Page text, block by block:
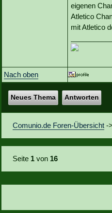
eigenen
Atletico
mit Atletico
Nach oben
Neues Thema Antworten
Comunio.de Foren-Übersicht ->
Seite 1 von 16